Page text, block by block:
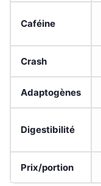
Caféine
Crash
Adaptogènes
Digestibilité
Prix/portion